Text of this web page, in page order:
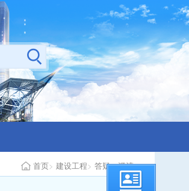
首页> 建设工程> 答疑、澄清